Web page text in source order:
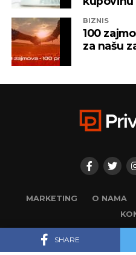
SHARE
100
za našu
O NAMA
© 2025. Privrednik. Sva prava